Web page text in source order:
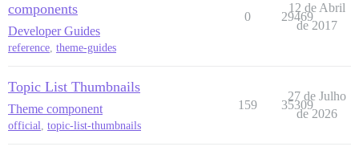
components
Developer Guides
reference, theme-guides
0 29469
12 de Abril
de 2017
Topic List Thumbnails
Theme component
official, topic-list-thumbnails
159 35309
27 de Julho
de 2026